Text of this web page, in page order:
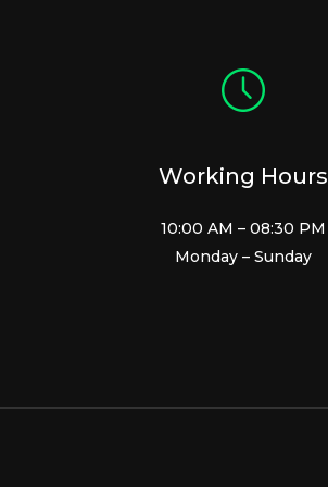
Working Hours
10:00 AM – 08:30 PM
Monday – Sunday